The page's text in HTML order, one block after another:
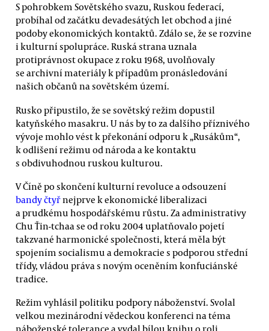
S pohrobkem Sovětského svazu, Ruskou federací,
probíhal od začátku devadesátých let obchod a jiné
podoby ekonomických kontaktů. Zdálo se, že se rozvine
i kulturní spolupráce. Ruská strana uznala
protiprávnost okupace z roku 1968, uvolňovaly
se archivní materiály k případům pronásledování
našich občanů na sovětském území.
Rusko připustilo, že se sovětský režim dopustil
katyňského masakru. U nás by to za dalšího příznivého
vývoje mohlo vést k překonání odporu k „Rusákům“,
k odlišení režimu od národa a ke kontaktu
s obdivuhodnou ruskou kulturou.
V Číně po skončení kulturní revoluce a odsouzení
bandy čtyřnejprve k ekonomické liberalizaci
a prudkému hospodářskému růstu. Za administrativy
Chu Ťin-tchaa se od roku 2004 uplatňovalo pojetí
takzvané harmonické společnosti, která měla být
spojením socialismu a demokracie s podporou střední
třídy, vládou práva s novým oceněním konfuciánské
tradice.
Režim vyhlásil politiku podpory náboženství. Svolal
velkou mezinárodní vědeckou konferenci na téma